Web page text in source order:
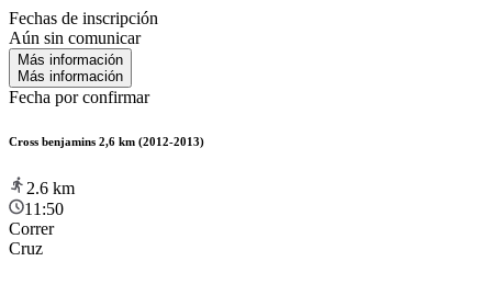
Fechas de inscripción
Aún sin comunicar
Más información
Más información
Fecha por confirmar
Cross benjamins 2,6 km (2012-2013)
2.6 km
11:50
Correr
Cruz